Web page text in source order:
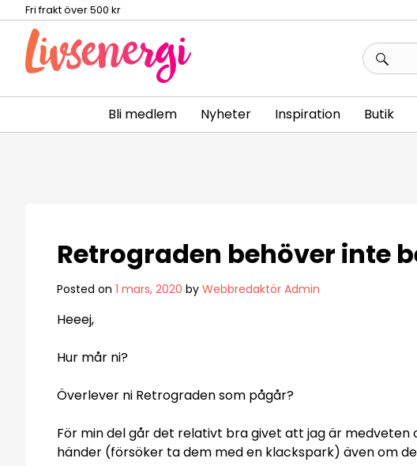
Fri frakt över 500 kr
Sök
efter:
Bli medlem Nyheter Inspiration Butik
Retrograden behöver inte
Posted on 1 mars, 2020 by Webbredaktör Admin
Heeej,
Hur mår ni?
Överlever ni Retrograden som pågår?
För min del går det relativt bra givet att jag är
händer (försöker ta dem med en klackspark) även om